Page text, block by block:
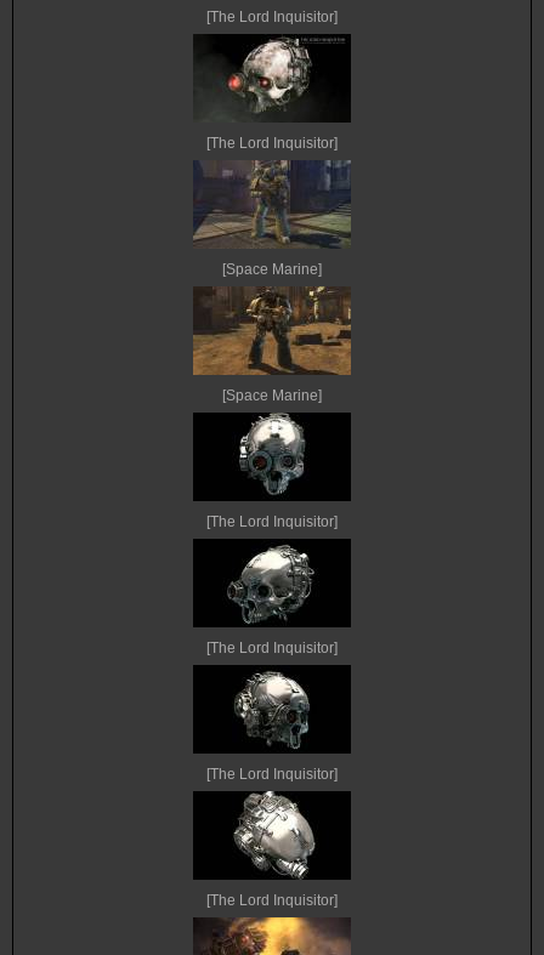
[The Lord Inquisitor]
[The Lord Inquisitor]
[Space Marine]
[Space Marine]
[The Lord Inquisitor]
[The Lord Inquisitor]
[The Lord Inquisitor]
[The Lord Inquisitor]